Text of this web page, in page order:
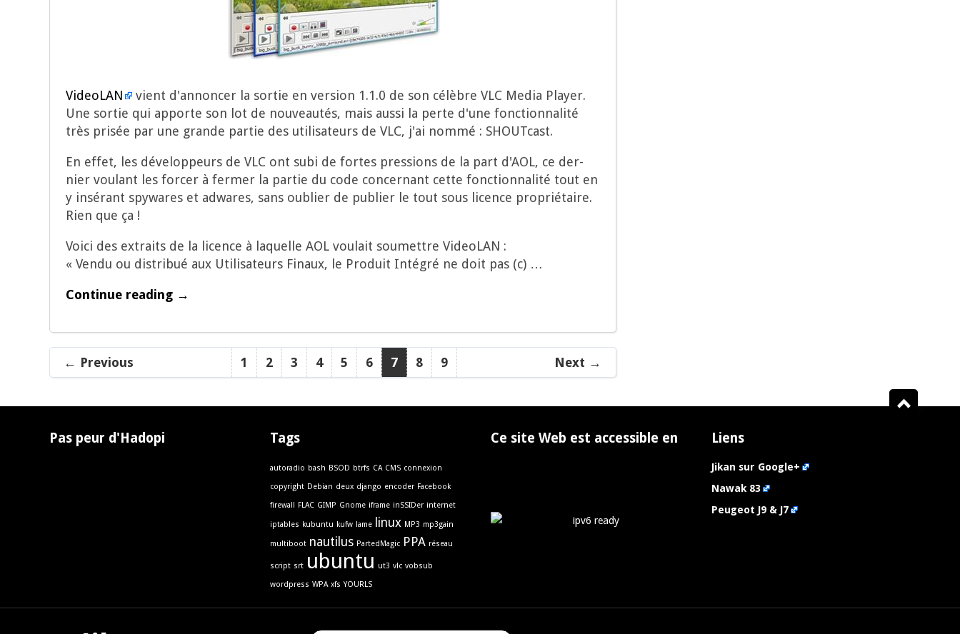
Video­LAN
vient d'annoncer la sor­tie en ver­sion 1.1.0 de son célèbre VLC Media Player.
Une sor­tie qui apporte son lot de nou­veau­tés, mais aus­si la perte d'une fonc­tion­na­li­té
très pri­sée par une grande par­tie des uti­li­sa­teurs de VLC, j'ai nom­mé : SHOUTcast.
En effet, les déve­lop­peurs de VLC ont subi de fortes pres­sions de la part d'AOL, ce der­
nier vou­lant les for­cer à fer­mer la par­tie du code concer­nant cette fonc­tion­na­li­té tout en
y insé­rant spy­wares et adwares, sans oublier de publier le tout sous licence pro­prié­taire.
Rien que ça !
Voi­ci des extraits de la licence à laquelle AOL vou­lait sou­mettre VideoLAN :
« Ven­du ou dis­tri­bué aux Uti­li­sa­teurs Finaux, le Pro­duit Inté­gré ne doit pas (c) …
Continue reading →
← Previous Next →
1 2 3 4 5 6 7 8 9
Pas peur d'Hadopi Tags
autoradio bash BSOD btrfs CA CMS connexion
copyright Debian deux django encoder Facebook
firewall
FLAC GIMP Gnome iframe inSSIDer internet
iptables kubuntu kufw lame linux MP3 mp3gain
multiboot nautilus PartedMagic PPA réseau
script srt ubuntu ut3 vlc vobsub
wordpress WPA xfs YOURLS
Ce site Web est accessible en Liens
Jikan sur Google+
Nawak 83
Peugeot J9 & J7